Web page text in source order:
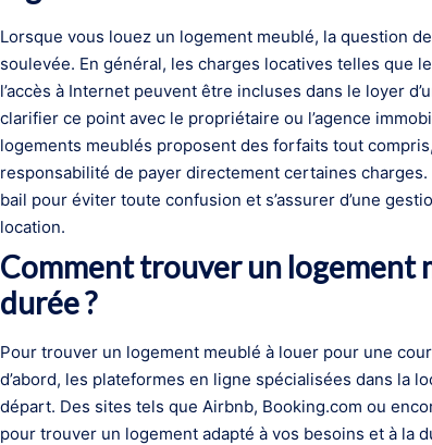
Lorsque vous louez un logement meublé, la question
soulevée. En général, les charges locatives telles que
l’accès à Internet peuvent être incluses dans le loyer
clarifier ce point avec le propriétaire ou l’agence
logements meublés proposent des forfaits tout
responsabilité de payer directement certaines
bail pour éviter toute confusion et s’assurer d’une
location.
Comment trouver un logement
durée ?
Pour trouver un logement meublé à louer pour une
d’abord, les plateformes en ligne spécialisées dans la
départ. Des sites tels que Airbnb, Booking.com ou
pour trouver un logement adapté à vos besoins et à la